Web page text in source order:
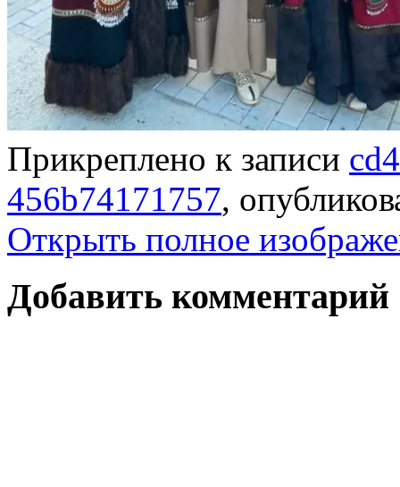
Прикреплено к записи
456b74171757,
Открыть полное
Добавить комментарий